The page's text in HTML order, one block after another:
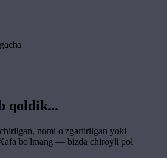
qoldik...
nomi o'zgartirilgan yoki
bo'lmang — bizda chiroyli pol